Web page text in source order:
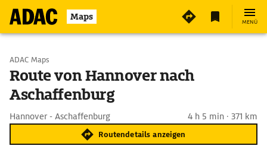
Maps MENÜ
Start wählen
Ziel eingeben
ADAC Maps
Route von Hannover nach
Aschaffenburg
Hannover - Aschaffenburg 4 h 5 min · 371 km
Routendetails anzeigen